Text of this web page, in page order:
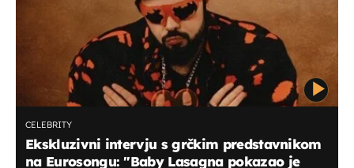
CELEBRITY
Ekskluzivni intervju s grčkim predstavnikom
na Eurosongu: "Baby Lasagna pokazao je